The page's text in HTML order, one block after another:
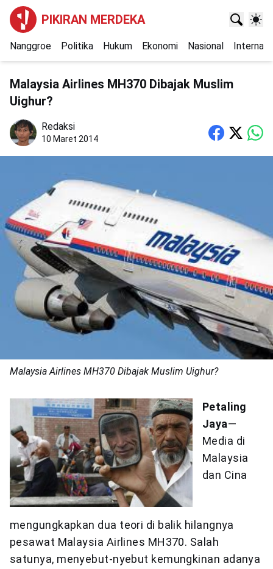
PIKIRAN MERDEKA
Nanggroe Politika Hukum Ekonomi Nasional
Malaysia Airlines MH370 Dibajak Muslim
Uighur?
Redaksi
10 Maret 2014
Malaysia Airlines MH370 Dibajak Muslim Uighur?
Petaling
Jaya—
Media di
Malaysia
dan Cina
mengungkapkan dua teori di balik hilangnya
pesawat Malaysia Airlines MH370. Salah
satunya, menyebut-nyebut kemungkinan adanya